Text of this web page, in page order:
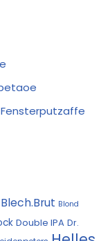
Fensterputzaffe
Blech.Brut Blond
Double IPA Dr.